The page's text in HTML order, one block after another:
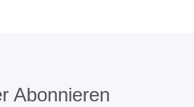
Abonnieren